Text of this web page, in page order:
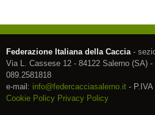
Federazione Italiana della Caccia-
Via L. Cassese 12 - 84122 Salerno (SA) -
089.2581818
e-mail: info@federcacciasalerno.it - P.IVA
Cookie Policy Privacy Policy